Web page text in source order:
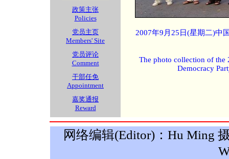
政策主张
Policies
党员主页
Members' Site
党员评论
Comment
干部任免
Appointment
嘉奖通报
Reward
2007年9月25日(星期二)中
The photo collection of the
Democracy
网络编辑(Editor)：Hu Ming